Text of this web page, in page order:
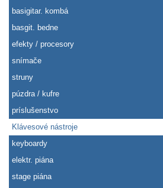
basigitar. kombá
basgit. bedne
efekty / procesory
snímače
struny
púzdra / kufre
príslušenstvo
Klávesové nástroje
keyboardy
elektr. piána
stage piána